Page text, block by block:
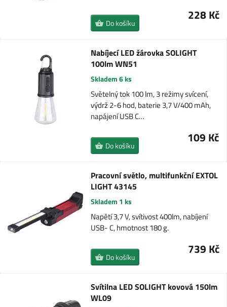
228 Kč
Do košíku
Nabíjecí LED žárovka SOLIGHT
100lm WN51
Skladem 6 ks
Světelný tok 100 lm, 3 režimy svícení,
výdrž 2-6 hod, baterie 3,7 V/400 mAh,
napájení USB C…
109 Kč
Do košíku
Pracovní světlo, multifunkční EXTOL
LIGHT 43145
Skladem 1 ks
Napětí 3,7 V, svítivost 400lm, nabíjení
USB- C, hmotnost 180 g.
739 Kč
Do košíku
Svítilna LED SOLIGHT kovová 150lm
WL09